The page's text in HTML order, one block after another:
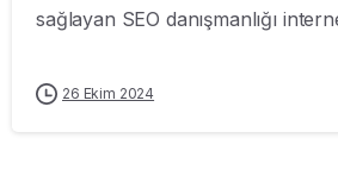
sağlayan SEO danışmanlığı
26 Ekim 2024